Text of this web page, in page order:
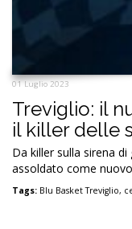
01 Luglio 2023
Treviglio: il
il killer delle
Da killer sulla sirena
assoldato come
Tags: Blu Basket Treviglio,